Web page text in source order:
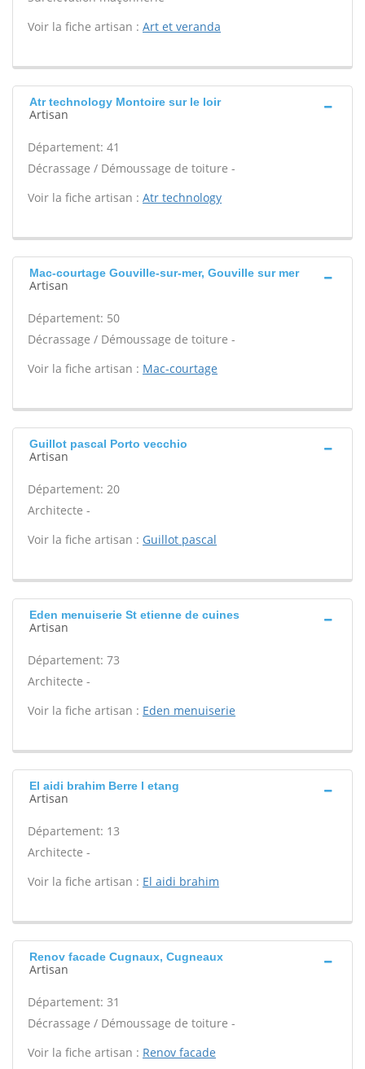
Voir la fiche artisan : Art et veranda
Atr technology Montoire sur le loir
Artisan
Département: 41
Décrassage / Démoussage de toiture -
Voir la fiche artisan : Atr technology
Mac-courtage Gouville-sur-mer, Gouville sur mer
Artisan
Département: 50
Décrassage / Démoussage de toiture -
Voir la fiche artisan : Mac-courtage
Guillot pascal Porto vecchio
Artisan
Département: 20
Architecte -
Voir la fiche artisan : Guillot pascal
Eden menuiserie St etienne de cuines
Artisan
Département: 73
Architecte -
Voir la fiche artisan : Eden menuiserie
El aidi brahim Berre l etang
Artisan
Département: 13
Architecte -
Voir la fiche artisan : El aidi brahim
Renov facade Cugnaux, Cugneaux
Artisan
Département: 31
Décrassage / Démoussage de toiture -
Voir la fiche artisan : Renov facade